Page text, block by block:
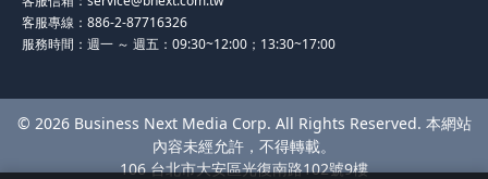
客服專線：886-2-87716326
服務時間：週一 ～ 週五：09:30~12:00；13:30~17:00
© 2026 Business Next Media Corp. All Rights Reserved. 本網站
內容未經允許，不得轉載。
106 台北市大安區光復南路102號9樓